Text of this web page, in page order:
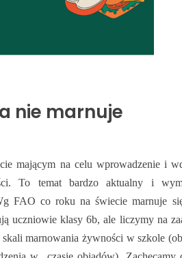
nie marnuje
mającym na celu wprowadzenie i
To temat bardzo aktualny i
FAO co roku na świecie marnuje
uczniowie klasy 6b, ale liczymy na
marnowania żywności w szkole